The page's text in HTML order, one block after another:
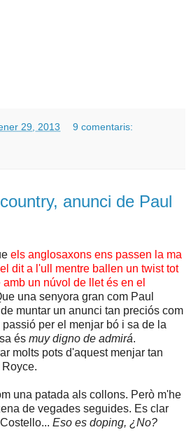
29, 2013 9 comentaris:
anunci de Paul
els anglosaxons ens passen la ma
dit a l'ull mentre ballen un twist tot
un núvol de llet és en el
una senyora gran com Paul
muntar un anunci tan preciós com
per el menjar bó i sa de la
és muy digno de admirá.
molts pots d'aquest menjar tan
una patada als collons. Però m'he
de vegades seguides. Es clar
Eso es doping, ¿No?